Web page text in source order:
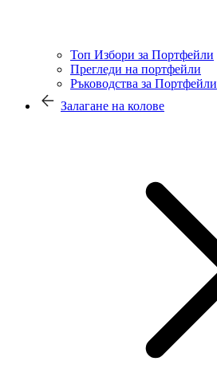
Топ Избори за Портфейли
Прегледи на портфейли
Ръководства за Портфейли
Залагане на колове